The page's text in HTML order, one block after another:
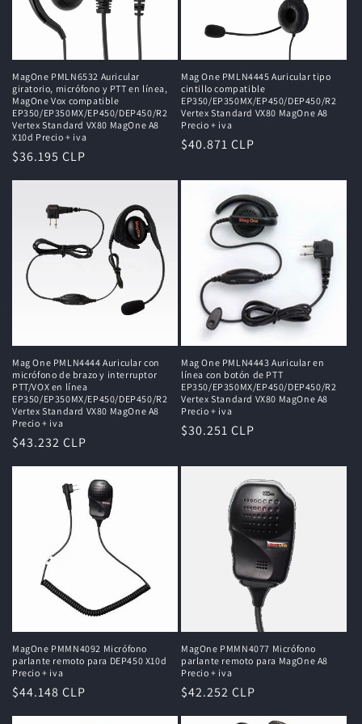
:
MagOne PMLN6532 Auricular
giratorio, micrófono y PTT en línea,
MagOne Vox compatible
EP350/EP350MX/EP450/DEP450/R2
Vertex Standard VX80 MagOne A8
X10d Precio + iva
Precio
$36.195 CLP
Mag One PMLN4445 Auricular tipo
cintillo compatible
EP350/EP350MX/EP450/DEP450/R2
Vertex Standard VX80 MagOne A8
Precio + iva
Precio
$40.871 CLP
Mag One PMLN4444 Auricular con
micrófono de brazo y interruptor
PTT/VOX en línea
EP350/EP350MX/EP450/DEP450/R2
Vertex Standard VX80 MagOne A8
Precio + iva
Precio
$43.232 CLP
Mag One PMLN4443 Auricular en
línea con botón de PTT
EP350/EP350MX/EP450/DEP450/R2
Vertex Standard VX80 MagOne A8
Precio + iva
Precio
$30.251 CLP
MagOne PMMN4092 Micrófono
parlante remoto para DEP450 X10d
Precio + iva
Precio
$44.148 CLP
MagOne PMMN4077 Micrófono
parlante remoto para MagOne A8
Precio + iva
Precio
$42.252 CLP